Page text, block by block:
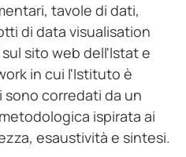
tavole di dati,
di data visualisation
sito web dell'Istat e
in cui l'Istituto è
corredati da un
ispirata ai
esaustività e sintesi.